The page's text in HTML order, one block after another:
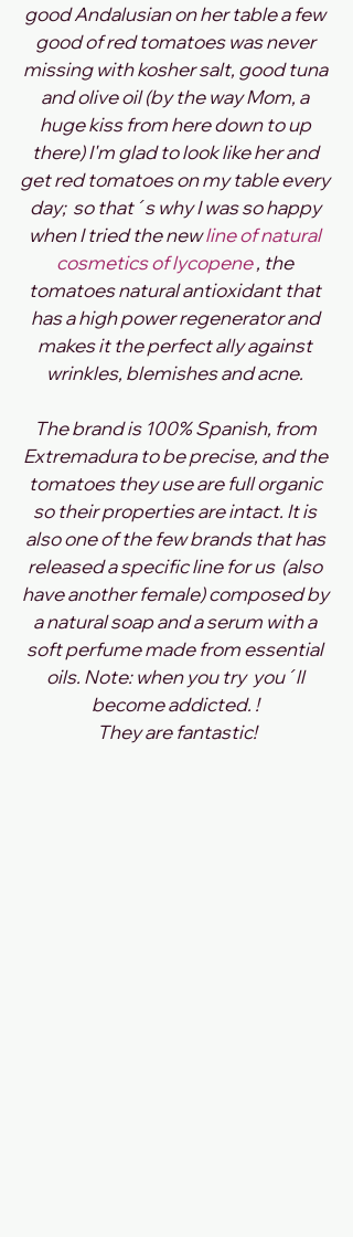
good Andalusian on her table a few
good of red tomatoes was never
missing with kosher salt, good tuna
and olive oil (by the way Mom, a
huge kiss from here down to up
there) I'm glad to look like her and
get red tomatoes on my table every
day;  so that´s why I was so happy
when I tried the new line of natural
cosmetics of lycopene , the
tomatoes natural antioxidant that
has a high power regenerator and
makes it the perfect ally against
wrinkles, blemishes and acne.
The brand is 100% Spanish, from
Extremadura to be precise, and the
tomatoes they use are full organic
so their properties are intact. It is
also one of the few brands that has
released a specific line for us  (also
have another female) composed by
a natural soap and a serum with a
soft perfume made from essential
oils. Note: when you try  you´ll
become addicted. !
They are fantastic!